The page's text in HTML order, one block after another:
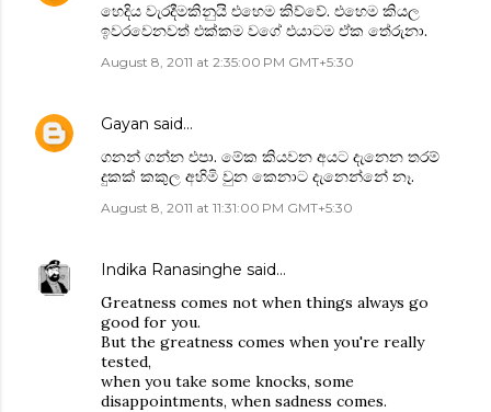
හෙදිය වැරදීමකිනුයි එහෙම කිව්වේ. එහෙම කියල
ඉවරවෙනවත් එක්කම වගේ එයාටම ඒක තේරුනා.
August 8, 2011 at 2:35:00 PM GMT+5:30
Gayan said…
ගනන් ගන්න එපා. මේක කියවන අයට දැනෙන තරම්
දුකක් කකුල අහිමි වුන කෙනාට දැනෙන්නේ නෑ.
August 8, 2011 at 11:31:00 PM GMT+5:30
Indika Ranasinghe said…
Greatness comes not when things always go
good for you.
But the greatness comes when you're really
tested,
when you take some knocks, some
disappointments, when sadness comes.